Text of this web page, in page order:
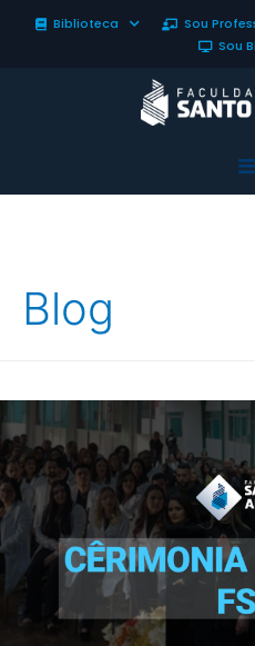
Biblioteca Sou
Sou
Blog